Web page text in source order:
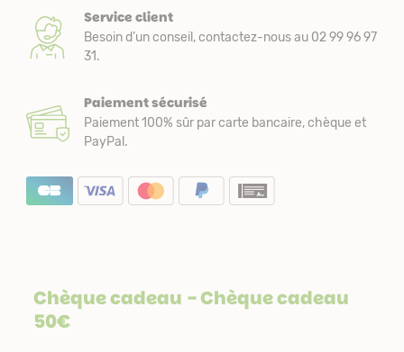
Service client
Besoin d’un conseil, contactez-nous au 02 99 96 97
31.
Paiement sécurisé
Paiement 100% sûr par carte bancaire, chèque et
PayPal.
Chèque cadeau - Chèque cadeau
50€